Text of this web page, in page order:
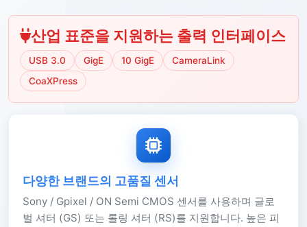
산업 표준을 지원하는 출력 인터페이스
USB 3.0 GigE 10 GigE
CameraLink
CoaXPress
다양한 브랜드의 고품질 센서
Sony / Gpixel / ON Semi CMOS 센서를 사용하며 글로
벌 셔터 (GS) 또는 롤링 셔터 (RS)를 지원합니다. 높은 피